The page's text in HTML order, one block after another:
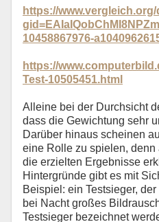
https://
10458867976-
https://
Test-10505451.html
Alleine bei der Durchsicht
dass die Gewichtung sehr
Darüber hinaus scheinen
eine Rolle zu spielen,
die erzielten Ergebnisse
Hintergründe gibt es mit
Beispiel: ein Testsieger,
bei Nacht großes
Testsieger bezeichnet